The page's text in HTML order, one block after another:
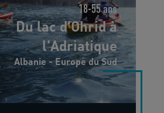
18-55 ans
Du lac d'Ohrid à
l'Adriatique
Albanie - Europe du Sud